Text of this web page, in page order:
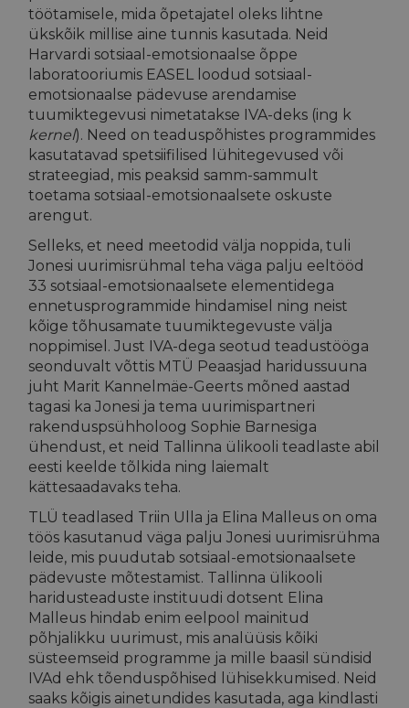
töötamisele, mida õpetajatel oleks lihtne
ükskõik millise aine tunnis kasutada. Neid
Harvardi sotsiaal-emotsionaalse õppe
laboratooriumis EASEL loodud sotsiaal-
emotsionaalse pädevuse arendamise
tuumiktegevusi nimetatakse IVA-deks (ing k
kernel). Need on teaduspõhistes programmides
kasutatavad spetsiifilised lühitegevused või
strateegiad, mis peaksid samm-sammult
toetama sotsiaal-emotsionaalsete oskuste
arengut.
Selleks, et need meetodid välja noppida, tuli
Jonesi uurimisrühmal teha väga palju eeltööd
33 sotsiaal-emotsionaalsete elementidega
ennetusprogrammide hindamisel ning neist
kõige tõhusamate tuumiktegevuste välja
noppimisel. Just IVA-dega seotud teadustööga
seonduvalt võttis MTÜ Peaasjad haridussuuna
juht Marit Kannelmäe-Geerts mõned aastad
tagasi ka Jonesi ja tema uurimispartneri
rakenduspsühholoog Sophie Barnesiga
ühendust, et neid Tallinna ülikooli teadlaste abil
eesti keelde tõlkida ning laiemalt
kättesaadavaks teha.
TLÜ teadlased Triin Ulla ja Elina Malleus on oma
töös kasutanud väga palju Jonesi uurimisrühma
leide, mis puudutab sotsiaal-emotsionaalsete
pädevuste mõtestamist. Tallinna ülikooli
haridusteaduste instituudi dotsent Elina
Malleus hindab enim eelpool mainitud
põhjalikku uurimust, mis analüüsis kõiki
süsteemseid programme ja mille baasil sündisid
IVAd ehk tõenduspõhised lühisekkumised. Neid
saaks kõigis ainetundides kasutada, aga kindlasti